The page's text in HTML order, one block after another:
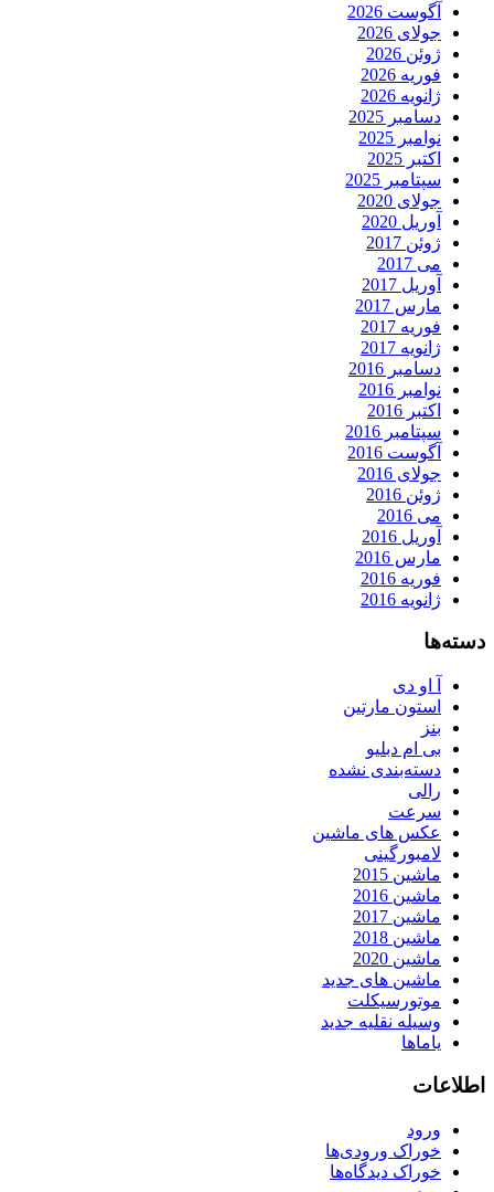
آگوست 2026
جولای 2026
ژوئن 2026
فوریه 2026
ژانویه 2026
دسامبر 2025
نوامبر 2025
اکتبر 2025
سپتامبر 2025
جولای 2020
آوریل 2020
ژوئن 2017
می 2017
آوریل 2017
مارس 2017
فوریه 2017
ژانویه 2017
دسامبر 2016
نوامبر 2016
اکتبر 2016
سپتامبر 2016
آگوست 2016
جولای 2016
ژوئن 2016
می 2016
آوریل 2016
مارس 2016
فوریه 2016
ژانویه 2016
دسته‌ها
آ او دی
استون مارتین
بنز
بی ام دبلیو
دسته‌بندی نشده
رالی
سرعت
عکس های ماشین
لامبورگینی
ماشین 2015
ماشین 2016
ماشین 2017
ماشین 2018
ماشین 2020
ماشین های جدید
موتورسیکلت
وسیله نقلیه جدید
یاماها
اطلاعات
ورود
خوراک ورودی‌ها
خوراک دیدگاه‌ها